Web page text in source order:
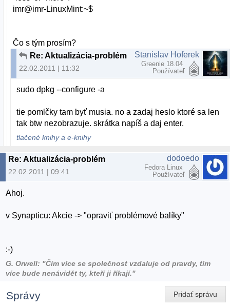
imr@imr-LinuxMint:~$
Čo s tým prosím?
Re: Aktualizácia-problém
22.02.2011 | 11:32
Stanislav Hoferek
Greenie 18.04
Používateľ
sudo dpkg --configure -a
tie pomlčky tam byť musia. no a zadaj heslo ktoré sa len
tak btw nezobrazuje. skrátka napíš a daj enter.
tlačené knihy a e-knihy
Re: Aktualizácia-problém
22.02.2011 | 09:41
dodoedo
Fedora Linux
Používateľ
Ahoj.
v Synapticu: Akcie -> "opraviť problémové balíky"
:-)
G. Orwell: "Čím více se společnost vzdaluje od pravdy, tím
více bude nenávidět ty, kteří ji říkají."
Pridať správu
Správy